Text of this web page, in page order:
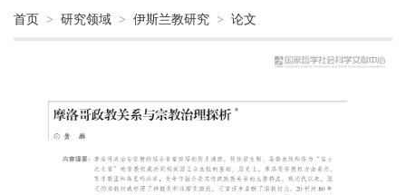
首页 > 研究领域 > 伊斯兰教研究 > 论文